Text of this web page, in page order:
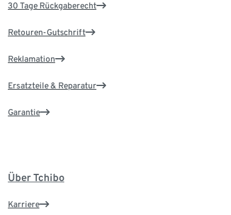
30 Tage Rückgaberecht
Retouren-Gutschrift
Reklamation
Ersatzteile & Reparatur
Garantie
Über Tchibo
Karriere